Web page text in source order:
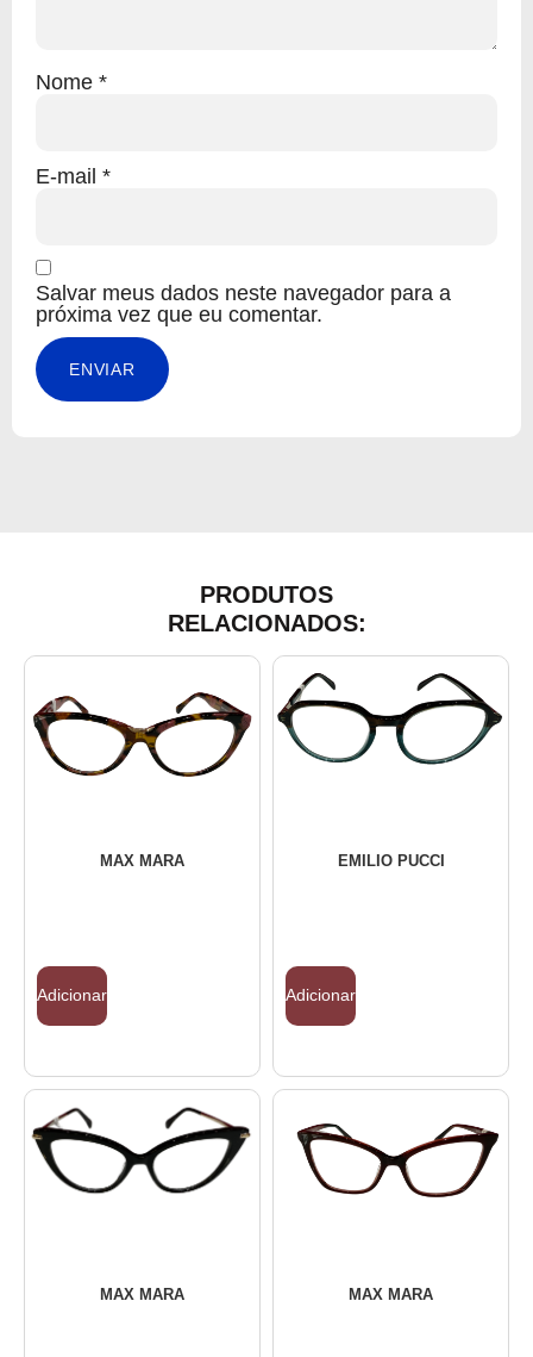
Nome *
E-mail *
Salvar meus dados neste navegador para a
próxima vez que eu comentar.
PRODUTOS
RELACIONADOS:
MAX MARA
Adicionar
EMILIO PUCCI
Adicionar
MAX MARA MAX MARA